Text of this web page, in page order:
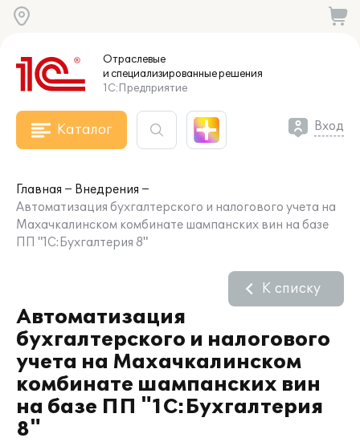
Отраслевые
и специализированныерешения
1С:Предприятие
Каталог Вход
Главная
Внедрения
Автоматизация бухгалтерского и налогового учета на
Махачкалинском комбинате шампанских вин на базе
ПП "1С:Бухгалтерия 8"
Автоматизация
бухгалтерского и налогового
учета на Махачкалинском
комбинате шампанских вин
на базе ПП "1С:Бухгалтерия
8"
К списку